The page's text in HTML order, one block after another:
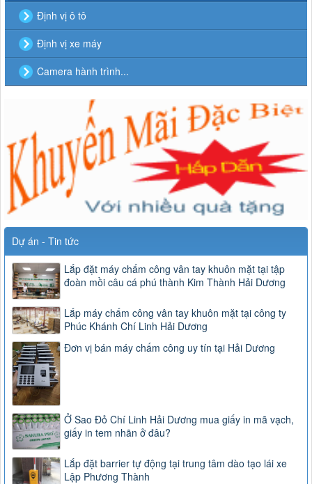
Định vị ô tô
Định vị xe máy
Camera hành trình...
Dự án - Tin tức
Lắp đặt máy chấm công vân tay khuôn mặt tại tập
đoàn mồi câu cá phú thành Kim Thành Hải Dương
Lắp máy chấm công vân tay khuôn mặt tại công ty
Phúc Khánh Chí Linh Hải Dương
Đơn vị bán máy chấm công uy tín tại Hải Dương
Ở Sao Đỏ Chí Linh Hải Dương mua giấy in mã vạch,
giấy in tem nhãn ở đâu?
Lắp đặt barrier tự động tại trung tâm dào tạo lái xe
Lập Phương Thành